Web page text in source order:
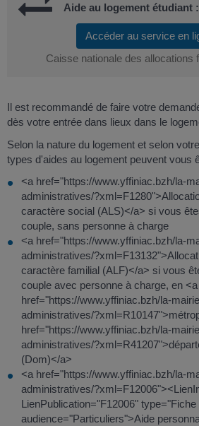
Aide au logement étudiant
Accéder au service en
Caisse nationale des allocations
Il est recommandé de faire votre
dès votre entrée dans lieux dans le
Selon la nature du logement et selon
types d'aides au logement peuvent vous
<a href="https://www.yffiniac.bzh/la-
administratives/
caractère social (ALS)</a> si vous
couple, sans personne à charge
<a href="https://www.yffiniac.bzh/la-
administratives/
caractère familial (ALF)</a> si vous
couple avec personne à charge, en <a
href="https://www.yffiniac.bzh/la-
administratives/
href="https://www.yffiniac.bzh/la-
administratives/
(Dom)</a>
<a href="https://www.yffiniac.bzh/la-
administratives/
LienPublication="F12006"
audience="Particuliers">Aide